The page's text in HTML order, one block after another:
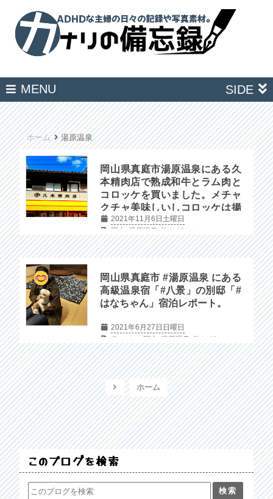
MENU SIDE
ホーム 湯原温泉
岡山県真庭市湯原温泉にある久
本精肉店で熟成和牛とラム肉と
コロッケを買いました。メチャ
クチャ美味しいしコロッケは揚
げたてがその場で食べられるの
2021年11月6日土曜日
岡山
湯原温泉 旅とグルメ
岡山県真庭市 #湯原温泉 にある
高級温泉宿「#八景」の別邸「#
はなちゃん」宿泊レポート。
2021年6月27日日曜日
ラーメン
岡山 湯原温泉 旅とグルメ
ホーム
このブログを検索